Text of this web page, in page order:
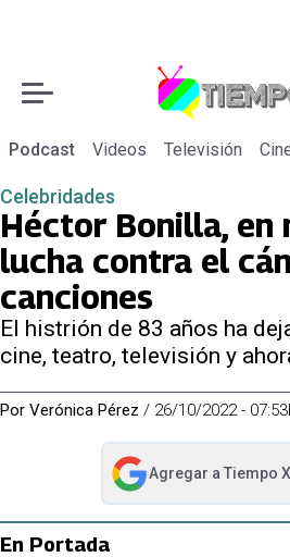
Podcast Videos Televisión
Celebridades
Héctor Bonilla, en
lucha contra el
canciones
El histrión de 83 años ha
cine, teatro, televisión y
Por Verónica Pérez / 26/10/2022 -
Agregar a Tiempo X
abre en nueva pestaña
En Portada